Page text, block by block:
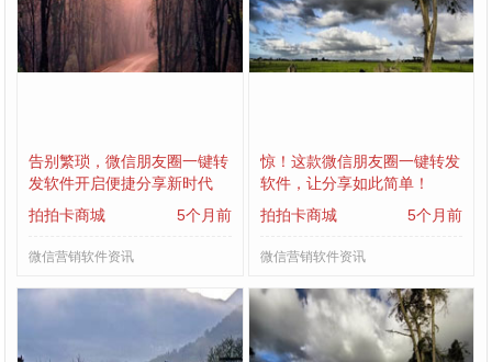
告别繁琐，微信朋友圈一键转
发软件开启便捷分享新时代
拍拍卡商城
5个月前
微信营销软件资讯
惊！这款微信朋友圈一键转发
软件，让分享如此简单！
拍拍卡商城
5个月前
微信营销软件资讯